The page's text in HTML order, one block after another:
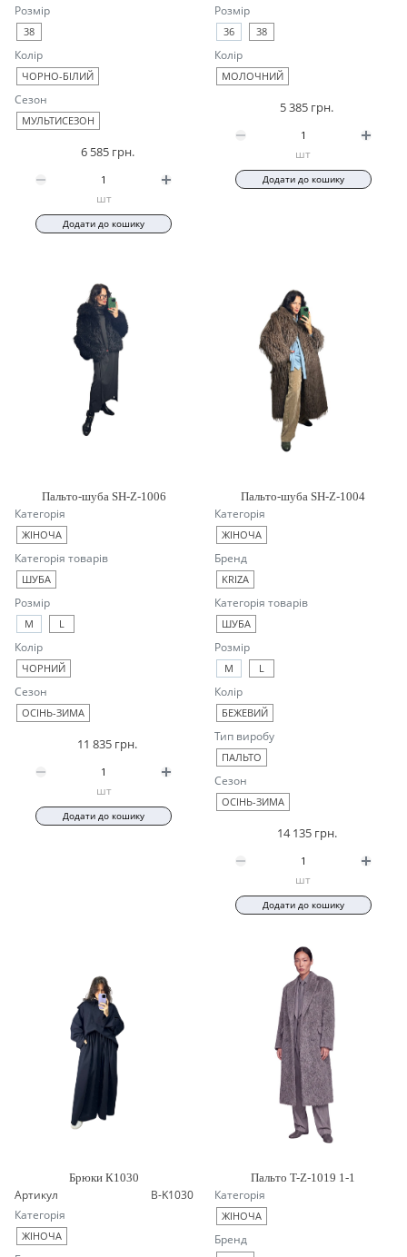
Розмір
38
Колір
ЧОРНО-БІЛИЙ
Сезон
МУЛЬТИСЕЗОН
6 585 грн.
шт
Додати до кошику
Розмір
36 38
Колір
МОЛОЧНИЙ
5 385 грн.
шт
Додати до кошику
Пальто-шуба SH-Z-1006
Категорія
ЖІНОЧА
Категорія товарів
ШУБА
Розмір
M L
Колір
ЧОРНИЙ
Сезон
ОСІНЬ-ЗИМА
11 835 грн.
шт
Додати до кошику
Пальто-шуба SH-Z-1004
Категорія
ЖІНОЧА
Бренд
KRIZA
Категорія товарів
ШУБА
Розмір
M L
Колір
БЕЖЕВИЙ
Тип виробу
ПАЛЬТО
Сезон
ОСІНЬ-ЗИМА
14 135 грн.
шт
Додати до кошику
Брюки К1030
Артикул
B-K1030
Категорія
ЖІНОЧА
Пальто T-Z-1019 1-1
Категорія
ЖІНОЧА
Бренд